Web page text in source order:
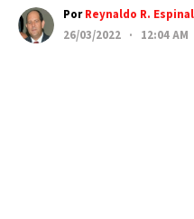
PorReynaldo R. Espinal
26/03/2022 · 12:04 AM